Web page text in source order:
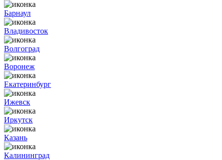
Барнаул
Владивосток
Волгоград
Воронеж
Екатеринбург
Ижевск
Иркутск
Казань
Калининград